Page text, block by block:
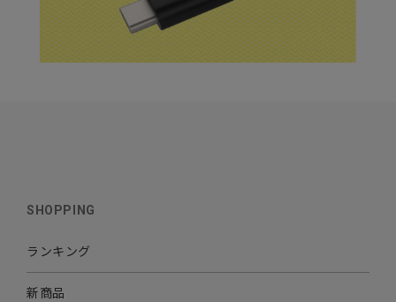
SHOPPING
ランキング
新商品